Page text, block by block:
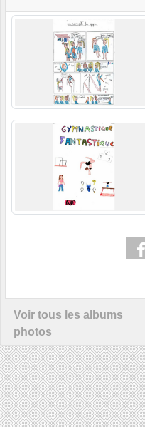
Voir tous les albums
photos